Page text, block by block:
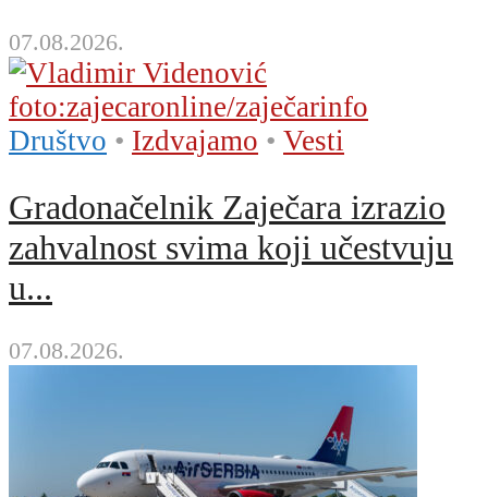
07.08.2026.
Društvo • Izdvajamo • Vesti
Gradonačelnik Zaječara izrazio
zahvalnost svima koji učestvuju
u...
07.08.2026.